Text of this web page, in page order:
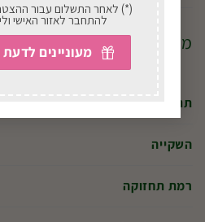
(*) לאחר התשלום עבור
להתחבר לאזור האישי
מעוניינים מידע נוסף
תנאי אור
השקייה
רמת תחזוקה